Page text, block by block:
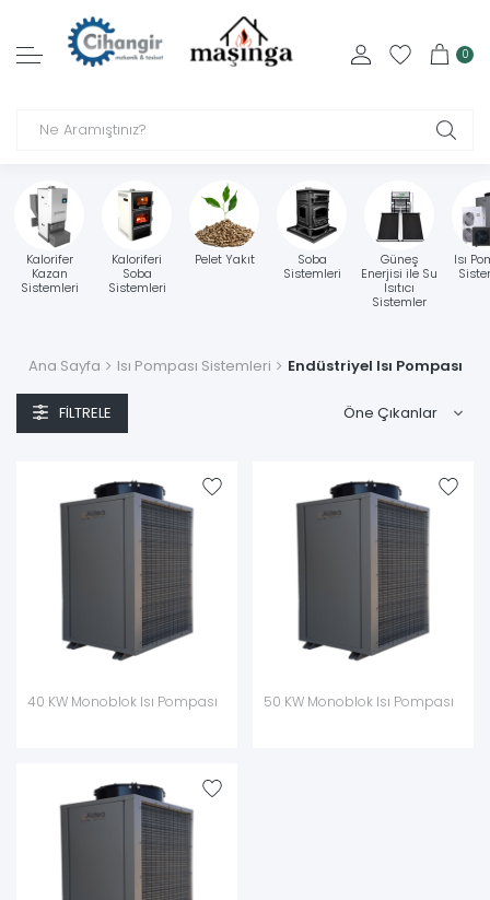
0
Kalorifer
Kazan
Sistemleri
Kaloriferi
Soba
Sistemleri
Pelet Yakıt
Soba
Sistemleri
Güneş
Enerjisi ile Su
Isıtıcı
Sistemler
Isı
Ana Sayfa Isı Pompası Sistemleri Endüstriyel Isı Pompası
FILTRELE
40 KW Monoblok Isı Pompası 50 KW Monoblok Isı Pompası